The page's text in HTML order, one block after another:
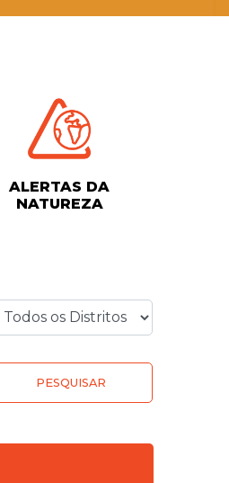
ALERTAS DA
NATUREZA
PESQUISAR